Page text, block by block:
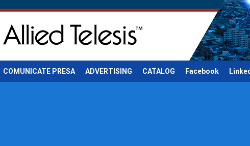
COMUNICATE PRESA ADVERTISING CATALOG Facebook